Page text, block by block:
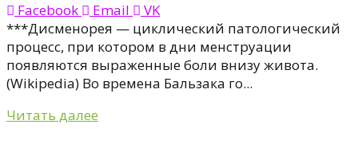
Facebook
Email
VK
***Дисменорея — циклический патологический
процесс, при котором в дни менструации
появляются выраженные боли внизу живота.
(Wikipedia) Во времена Бальзака го...
Читать далее